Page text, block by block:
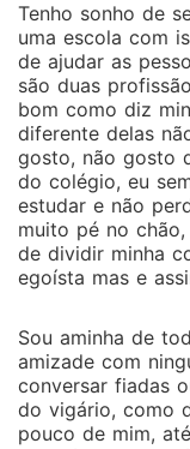
Tenho sonho de
uma escola com
de ajudar as
são duas
bom como diz
diferente delas
gosto, não gosto
do colégio, eu
estudar e não
muito pé no
de dividir minha
egoísta mas e
Sou aminha de
amizade com
conversar fiadas
do vigário, como
pouco de mim,